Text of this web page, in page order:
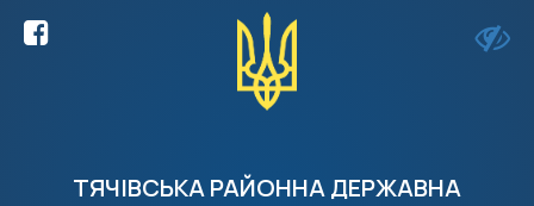
ТЯЧІВСЬКА РАЙОННА ДЕРЖАВНА